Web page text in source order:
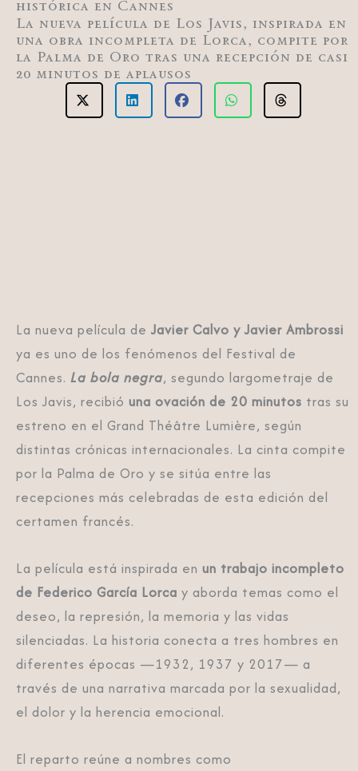
histórica en Cannes
La nueva película de Los Javis, inspirada en
una obra incompleta de Lorca, compite por
la Palma de Oro tras una recepción de casi
20 minutos de aplausos
La nueva película de Javier Calvo y Javier Ambrossi
ya es uno de los fenómenos del Festival de
Cannes. La bola negra, segundo largometraje de
Los Javis, recibió una ovación de 20 minutos tras su
estreno en el Grand Théâtre Lumière, según
distintas crónicas internacionales. La cinta compite
por la Palma de Oro y se sitúa entre las
recepciones más celebradas de esta edición del
certamen francés.
La película está inspirada en un trabajo incompleto
de Federico García Lorca y aborda temas como el
deseo, la represión, la memoria y las vidas
silenciadas. La historia conecta a tres hombres en
diferentes épocas —1932, 1937 y 2017— a
través de una narrativa marcada por la sexualidad,
el dolor y la herencia emocional.
El reparto reúne a nombres como